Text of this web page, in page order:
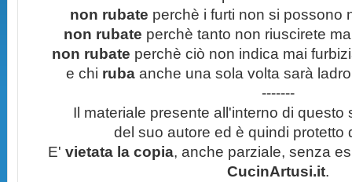
non rubate perchè i furti non si possono
non rubate perchè tanto non riuscirete
non rubate perchè ciò non indica mai
e chi ruba anche una sola volta sarà
-------
Il materiale presente all'interno di questo
del suo autore ed è quindi protetto
E' vietata la copia, anche parziale, senza
CucinArtusi.it.